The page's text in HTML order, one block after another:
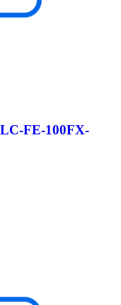
FE-100FX-